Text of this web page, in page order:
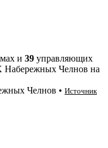
и 39 управляющих
Челнов на
Челнов • Источник